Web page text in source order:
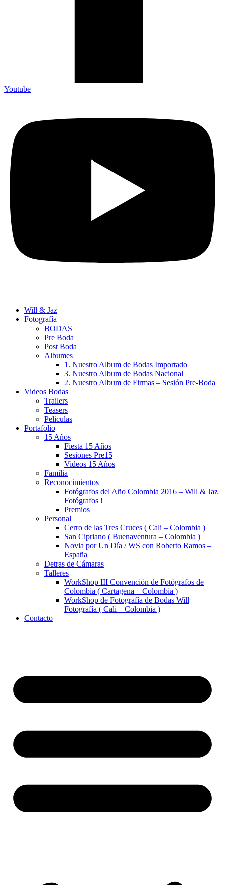
Youtube
Will & Jaz
Fotografía
BODAS
Pre Boda
Post Boda
Albumes
1. Nuestro Album de Bodas Importado
3. Nuestro Album de Bodas Nacional
2. Nuestro Album de Firmas – Sesión Pre-Boda
Videos Bodas
Trailers
Teasers
Peliculas
Portafolio
15 Años
Fiesta 15 Años
Sesiones Pre15
Videos 15 Años
Familia
Reconocimientos
Fotógrafos del Año Colombia 2016 – Will & Jaz
Fotógrafos !
Premios
Personal
Cerro de las Tres Cruces ( Cali – Colombia )
San Cipriano ( Buenaventura – Colombia )
Novia por Un Día / WS con Roberto Ramos –
España
Detras de Cámaras
Talleres
WorkShop III Convención de Fotógrafos de
Colombia ( Cartagena – Colombia )
WorkShop de Fotografía de Bodas Will
Fotografía ( Cali – Colombia )
Contacto